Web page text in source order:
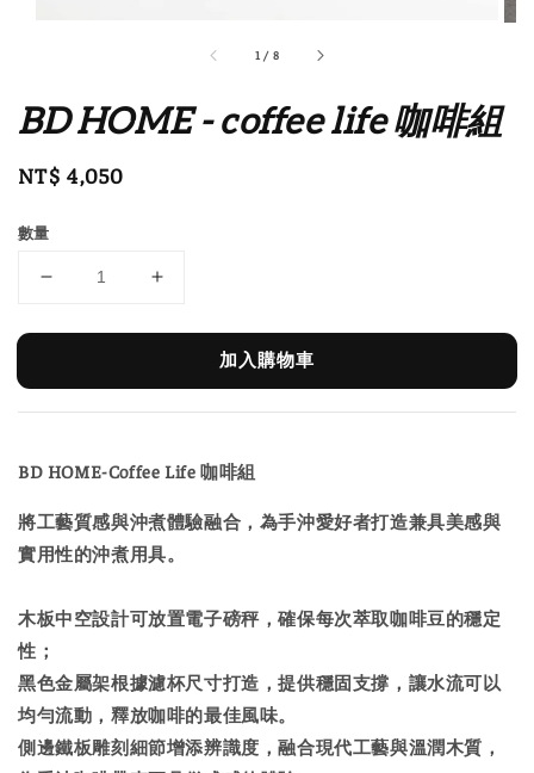
1 / 8
BD HOME - coffee life 咖啡組
Regular
NT$ 4,050
數量
加入購物車
BD HOME-Coffee Life 咖啡組
將工藝質感與沖煮體驗融合，為手沖愛好者打造兼具美感與
實用性的沖煮用具。
木板中空設計可放置電子磅秤，確保每次萃取咖啡豆的穩定
性；
黑色金屬架根據濾杯尺寸打造，提供穩固支撐，讓水流可以
均勻流動，釋放咖啡的最佳風味。
側邊鐵板雕刻細節增添辨識度，融合現代工藝與溫潤木質，